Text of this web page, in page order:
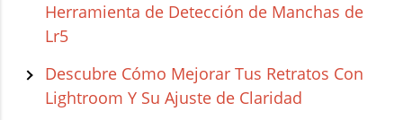
Herramienta de Detección de Manchas de
Lr5
Descubre Cómo Mejorar Tus Retratos Con
Lightroom Y Su Ajuste de Claridad